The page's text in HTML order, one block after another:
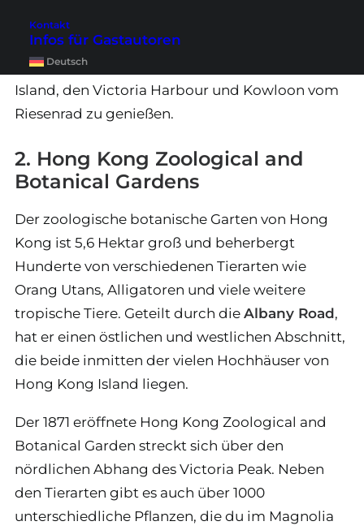
Kontakt
Infos für Gastautoren
Deutsch
du kannst es entweder vor Ort kaufen oder
vorab online. Geöffnet ist täglich von 11.00 bis
23.00 Uhr, um den Ausblick über Hong Kong
Island, den Victoria Harbour und Kowloon vom
Riesenrad zu genießen.
2. Hong Kong Zoological and
Botanical Gardens
Der zoologische botanische Garten von Hong
Kong ist 5,6 Hektar groß und beherbergt
Hunderte von verschiedenen Tierarten wie
Orang Utans, Alligatoren und viele weitere
tropische Tiere. Geteilt durch die Albany Road,
hat er einen östlichen und westlichen Abschnitt,
die beide inmitten der vielen Hochhäuser von
Hong Kong Island liegen.
Der 1871 eröffnete Hong Kong Zoological and
Botanical Garden streckt sich über den
nördlichen Abhang des Victoria Peak. Neben
den Tierarten gibt es auch über 1000
unterschiedliche Pflanzen, die du im Magnolia